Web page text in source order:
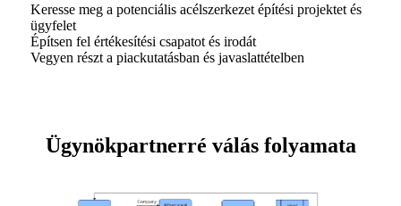
Keresse meg a potenciális acélszerkezet építési projektet és
ügyfelet
Építsen fel értékesítési csapatot és irodát
Vegyen részt a piackutatásban és javaslattételben
Ügynökpartnerré válás folyamata